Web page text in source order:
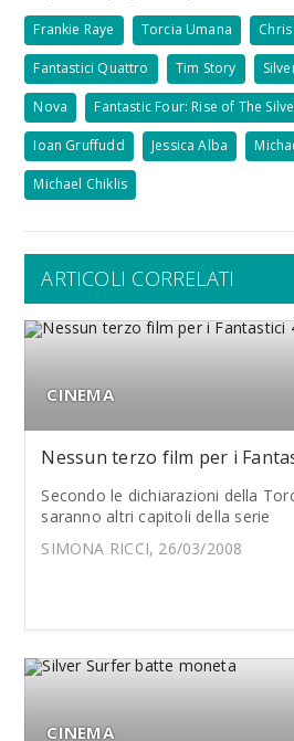
Frankie Raye Torcia Umana
Fantastici Quattro Tim Story
Nova Fantastic Four: Rise of The
Ioan Gruffudd Jessica Alba
Michael Chiklis
ARTICOLI CORRELATI
CINEMA
Nessun terzo film per i
Secondo le dichiarazioni della
saranno altri capitoli della serie
SIMONA RICCI, 26/03/2008
CINEMA